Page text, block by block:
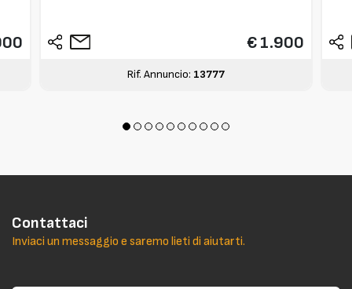
€ 1.900
Rif. Annuncio: 13777
Contattaci
Inviaci un messaggio e saremo lieti di aiutarti.